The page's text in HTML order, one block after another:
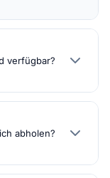
verfügbar?
abholen?